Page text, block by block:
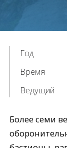
Год
Время
Ведущий
Более семи